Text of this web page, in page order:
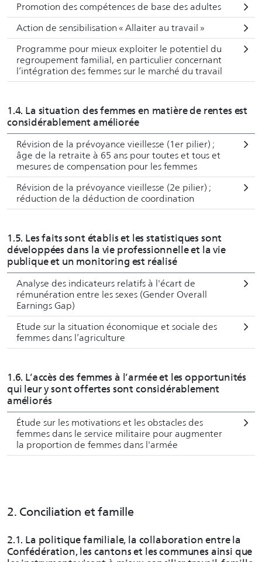
Promotion des compétences de base des adultes
Action de sensibilisation « Allaiter au travail »
Programme pour mieux exploiter le potentiel du
regroupement familial, en particulier concernant
l’intégration des femmes sur le marché du travail
1.4. La situation des femmes en matière de rentes est
considérablement améliorée
Révision de la prévoyance vieillesse (1er pilier) ;
âge de la retraite à 65 ans pour toutes et tous et
mesures de compensation pour les femmes
Révision de la prévoyance vieillesse (2e pilier) ;
réduction de la déduction de coordination
1.5. Les faits sont établis et les statistiques sont
développées dans la vie professionnelle et la vie
publique et un monitoring est réalisé
Analyse des indicateurs relatifs à l'écart de
rémunération entre les sexes (Gender Overall
Earnings Gap)
Etude sur la situation économique et sociale des
femmes dans l’agriculture
1.6. L’accès des femmes à l’armée et les opportunités
qui leur y sont offertes sont considérablement
améliorés
Étude sur les motivations et les obstacles des
femmes dans le service militaire pour augmenter
la proportion de femmes dans l'armée
2. Conciliation et famille
2.1. La politique familiale, la collaboration entre la
Confédération, les cantons et les communes ainsi que